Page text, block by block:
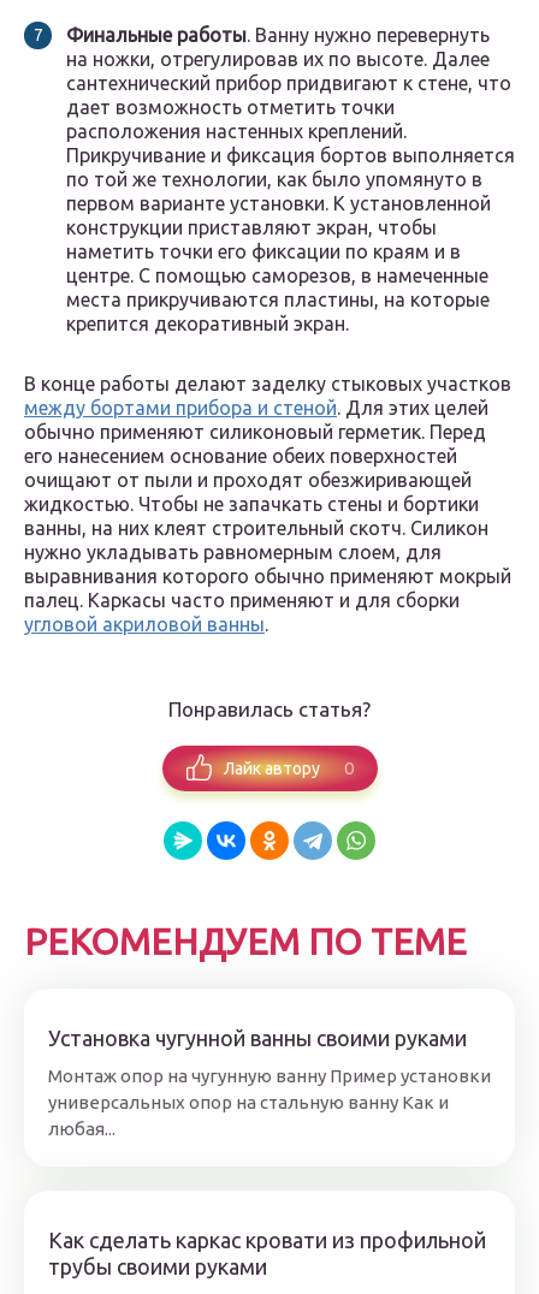
Финальные работы. Ванну нужно перевернуть
на ножки, отрегулировав их по высоте. Далее
сантехнический прибор придвигают к стене, что
дает возможность отметить точки
расположения настенных креплений.
Прикручивание и фиксация бортов выполняется
по той же технологии, как было упомянуто в
первом варианте установки. К установленной
конструкции приставляют экран, чтобы
наметить точки его фиксации по краям и в
центре. С помощью саморезов, в намеченные
места прикручиваются пластины, на которые
крепится декоративный экран.
В конце работы делают заделку стыковых участков
между бортами прибора и стеной. Для этих целей
обычно применяют силиконовый герметик. Перед
его нанесением основание обеих поверхностей
очищают от пыли и проходят обезжиривающей
жидкостью. Чтобы не запачкать стены и бортики
ванны, на них клеят строительный скотч. Силикон
нужно укладывать равномерным слоем, для
выравнивания которого обычно применяют мокрый
палец. Каркасы часто применяют и для сборки
угловой акриловой ванны.
Понравилась статья?
Лайк автору 0
РЕКОМЕНДУЕМ ПО ТЕМЕ
Установка чугунной ванны своими руками
Монтаж опор на чугунную ванну Пример установки
универсальных опор на стальную ванну Как и
любая...
Как сделать каркас кровати из профильной
трубы своими руками